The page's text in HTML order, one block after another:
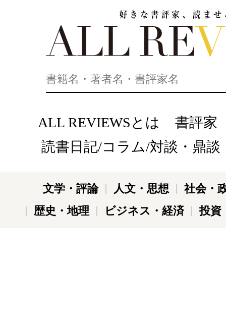
ALL REVIEWSとは
書評家
読書日記/コラム/対談・鼎談
文学・評論 人文・思想
社会・
歴史・地理
ビジネス・経済 投資